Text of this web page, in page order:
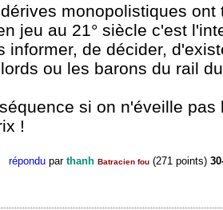
monopolistiques
jeu au 21° siècle c'est
informer, de décider,
ou les barons du rail
si on n'éveille
!
répondu par thanh Batracien fou (271 points)